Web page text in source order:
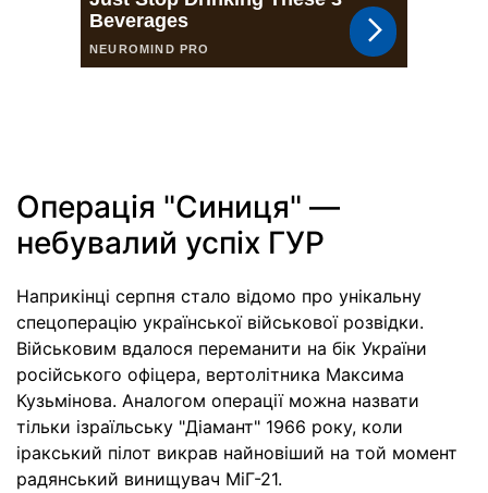
Операція "Синиця" —
небувалий успіх ГУР
Наприкінці серпня стало відомо про унікальну
спецоперацію української військової розвідки.
Військовим вдалося переманити на бік України
російського офіцера, вертолітника Максима
Кузьмінова. Аналогом операції можна назвати
тільки ізраїльську "Діамант" 1966 року, коли
іракський пілот викрав найновіший на той момент
радянський винищувач МіГ-21.